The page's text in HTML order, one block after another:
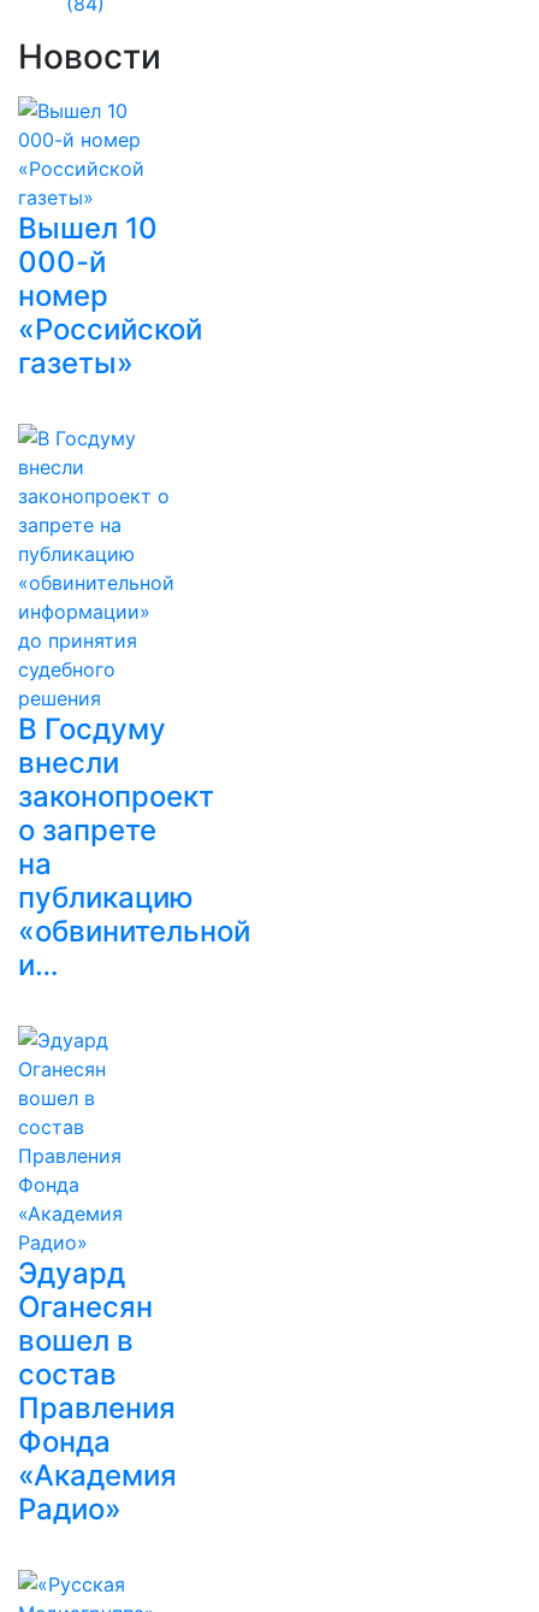
Новости
Вышел 10
000-й
номер
«Российской
газеты»
В Госдуму
внесли
законопроект
о запрете
на
публикацию
«обвинительной
и…
Эдуард
Оганесян
вошел в
состав
Правления
Фонда
«Академия
Радио»